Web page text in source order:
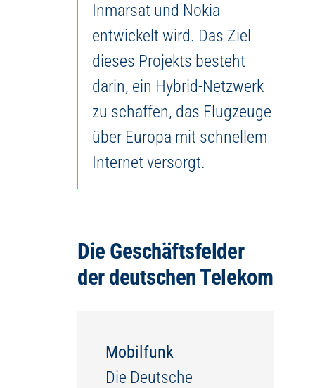
Inmarsat und Nokia
entwickelt wird. Das Ziel
dieses Projekts besteht
darin, ein Hybrid-Netzwerk
zu schaffen, das Flugzeuge
über Europa mit schnellem
Internet versorgt.
Die Geschäftsfelder
der deutschen Telekom
Mobilfunk
Die Deutsche